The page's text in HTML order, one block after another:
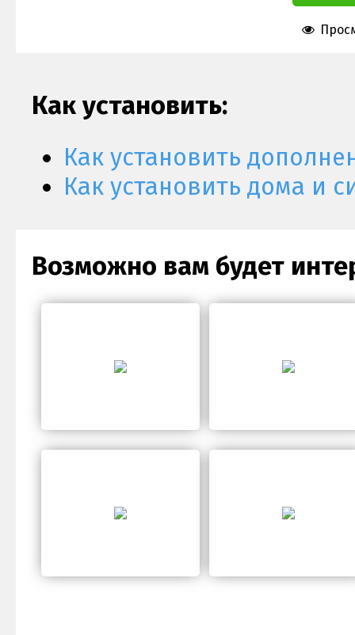
Как установить:
Как установить
Как установить дома и
Возможно вам будет